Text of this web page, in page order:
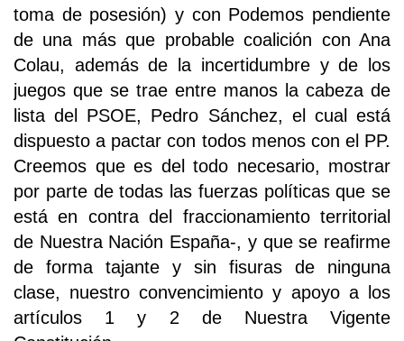
toma de posesión) y con Podemos pendiente
de una más que probable coalición con Ana
Colau, además de la incertidumbre y de los
juegos que se trae entre manos la cabeza de
lista del PSOE, Pedro Sánchez, el cual está
dispuesto a pactar con todos menos con el PP.
Creemos que es del todo necesario, mostrar
por parte de todas las fuerzas políticas que se
está en contra del fraccionamiento territorial
de Nuestra Nación España-, y que se reafirme
de forma tajante y sin fisuras de ninguna
clase, nuestro convencimiento y apoyo a los
artículos 1 y 2 de Nuestra Vigente